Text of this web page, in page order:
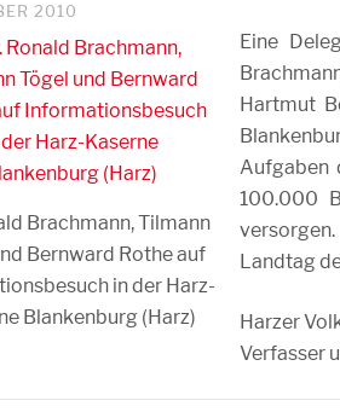
2010
Brachmann, Tilmann
Bernward Rothe auf
in der Harz-
Blankenburg (Harz)
Eine
Hartmut
Aufgaben
100.000
Landtag
Harzer
Verfasser